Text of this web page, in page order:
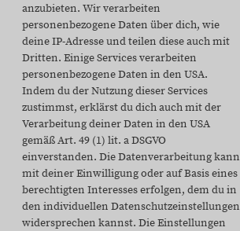
anzubieten. Wir verarbeiten
personenbezogene Daten über dich, wie
deine IP-Adresse und teilen diese auch mit
Dritten. Einige Services verarbeiten
personenbezogene Daten in den USA.
Indem du der Nutzung dieser Services
zustimmst, erklärst du dich auch mit der
Verarbeitung deiner Daten in den USA
gemäß Art. 49 (1) lit. a DSGVO
einverstanden. Die Datenverarbeitung kann
mit deiner Einwilligung oder auf Basis eines
berechtigten Interesses erfolgen, dem du in
den individuellen Datenschutzeinstellungen
widersprechen kannst. Die Einstellungen